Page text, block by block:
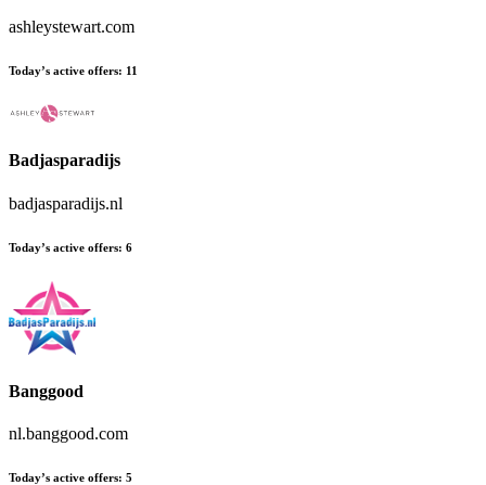
ashleystewart.com
Today’s active offers: 11
Badjasparadijs
badjasparadijs.nl
Today’s active offers: 6
Banggood
nl.banggood.com
Today’s active offers: 5